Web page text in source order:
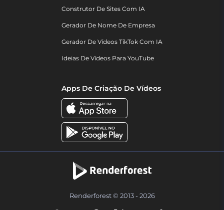
Construtor De Sites Com IA
Gerador De Nome De Empresa
Gerador De Vídeos TikTok Com IA
Ideias De Vídeos Para YouTube
Apps De Criação De Vídeos
Renderforest © 2013 - 2026